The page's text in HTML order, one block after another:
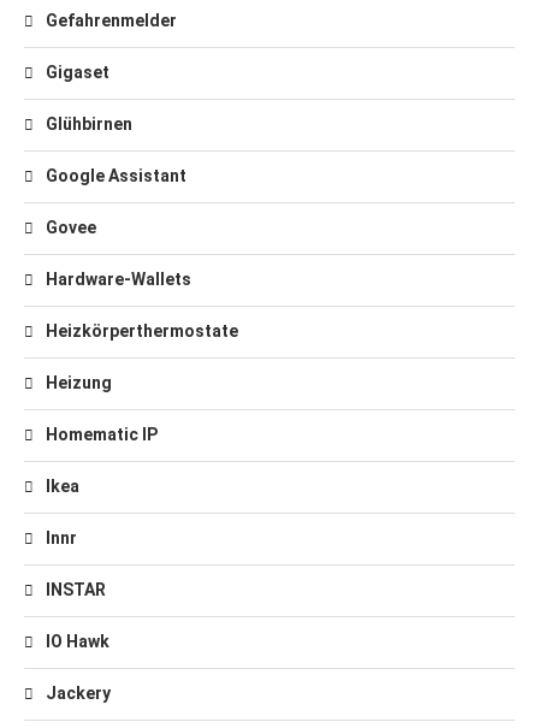
Gefahrenmelder
Gigaset
Glühbirnen
Google Assistant
Govee
Hardware-Wallets
Heizkörperthermostate
Heizung
Homematic IP
Ikea
Innr
INSTAR
IO Hawk
Jackery